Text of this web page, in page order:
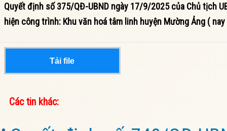
Quyết định số 375/QĐ-UBND ngày 17/9/2025 của Chủ tịch
hiện công trình: Khu văn hoá tâm linh huyện Mường Ảng (
Tải file
Các tin khác: